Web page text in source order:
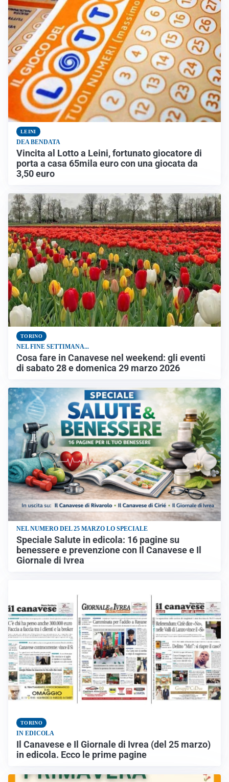
LEINI
DEA BENDATA
Vincita al Lotto a Leini, fortunato giocatore di
porta a casa 65mila euro con una giocata da
3,50 euro
TORINO
NEL FINE SETTIMANA...
Cosa fare in Canavese nel weekend: gli eventi
di sabato 28 e domenica 29 marzo 2026
NEL NUMERO DEL 25 MARZO LO SPECIALE
Speciale Salute in edicola: 16 pagine su
benessere e prevenzione con Il Canavese e Il
Giornale di Ivrea
TORINO
IN EDICOLA
Il Canavese e Il Giornale di Ivrea (del 25 marzo)
in edicola. Ecco le prime pagine